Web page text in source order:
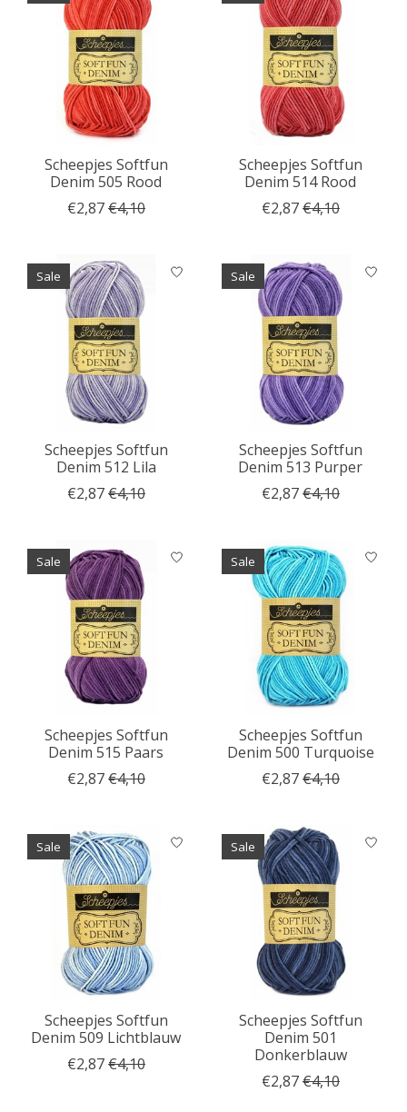
Scheepjes Softfun
Denim 505 Rood
€2,87€4,10
Scheepjes Softfun
Denim 514 Rood
€2,87€4,10
Sale
Scheepjes Softfun
Denim 512 Lila
€2,87€4,10
Sale
Scheepjes Softfun
Denim 513 Purper
€2,87€4,10
Sale
Scheepjes Softfun
Denim 515 Paars
€2,87€4,10
Sale
Scheepjes Softfun
Denim 500 Turquoise
€2,87€4,10
Sale
Scheepjes Softfun
Denim 509 Lichtblauw
€2,87€4,10
Sale
Scheepjes Softfun
Denim 501
Donkerblauw
€2,87€4,10